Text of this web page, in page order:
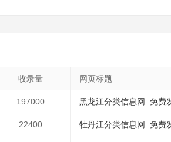
收录量 网页标题
197000 黑龙江分类信息网_免费
22400 牡丹江分类信息网_免费